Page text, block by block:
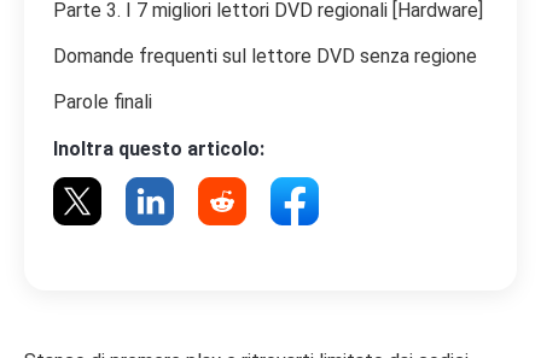
Parte 3. I 7 migliori lettori DVD regionali [Hardware]
Domande frequenti sul lettore DVD senza regione
Parole finali
Inoltra questo articolo: